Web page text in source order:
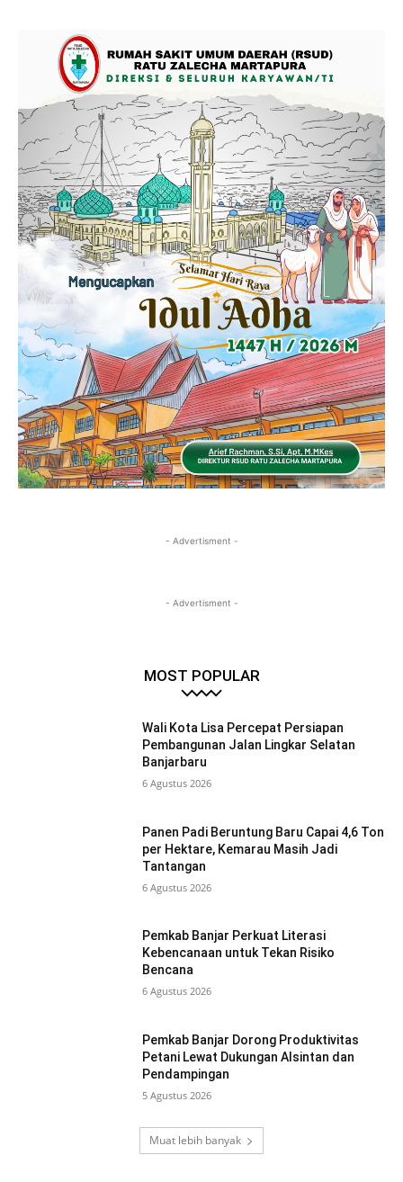
- Advertisment -
- Advertisment -
MOST POPULAR
Wali Kota Lisa Percepat Persiapan
Pembangunan Jalan Lingkar Selatan
Banjarbaru
6 Agustus 2026
Panen Padi Beruntung Baru Capai 4,6 Ton
per Hektare, Kemarau Masih Jadi
Tantangan
6 Agustus 2026
Pemkab Banjar Perkuat Literasi
Kebencanaan untuk Tekan Risiko
Bencana
6 Agustus 2026
Pemkab Banjar Dorong Produktivitas
Petani Lewat Dukungan Alsintan dan
Pendampingan
5 Agustus 2026
Muat lebih banyak